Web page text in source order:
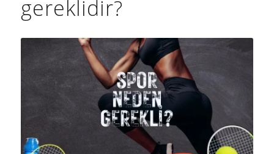
gereklidir?